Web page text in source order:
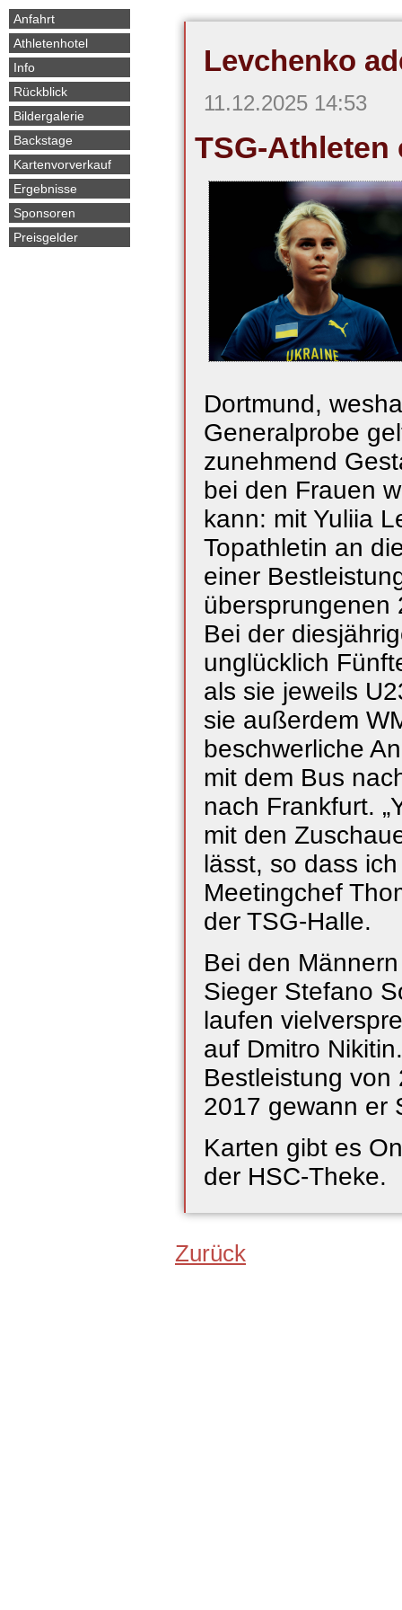
Levchenko
11.12.2025 14:53
TSG-
Dortmund,
Generalprobe
zunehmend
bei den Frauen
kann: mit Yuliia
Topathletin an
einer
übersprungenen
Bei der
unglücklich
als sie jeweils
sie außerdem
beschwerliche
mit dem Bus
nach Frankfurt.
mit den
lässt, so dass
Meetingchef
der TSG-Halle.
Bei den
Sieger Stefano
laufen
auf Dmitro
Bestleistung von
2017 gewann er
Karten gibt es
der HSC-Theke.
Zurück
überspringen
Anfahrt
Athletenhotel
Info
Rückblick
Bildergalerie
Backstage
Kartenvorverkauf
Ergebnisse
Sponsoren
Preisgelder